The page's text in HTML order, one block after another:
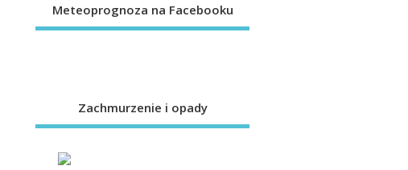
Meteoprognoza na Facebooku
Zachmurzenie i opady